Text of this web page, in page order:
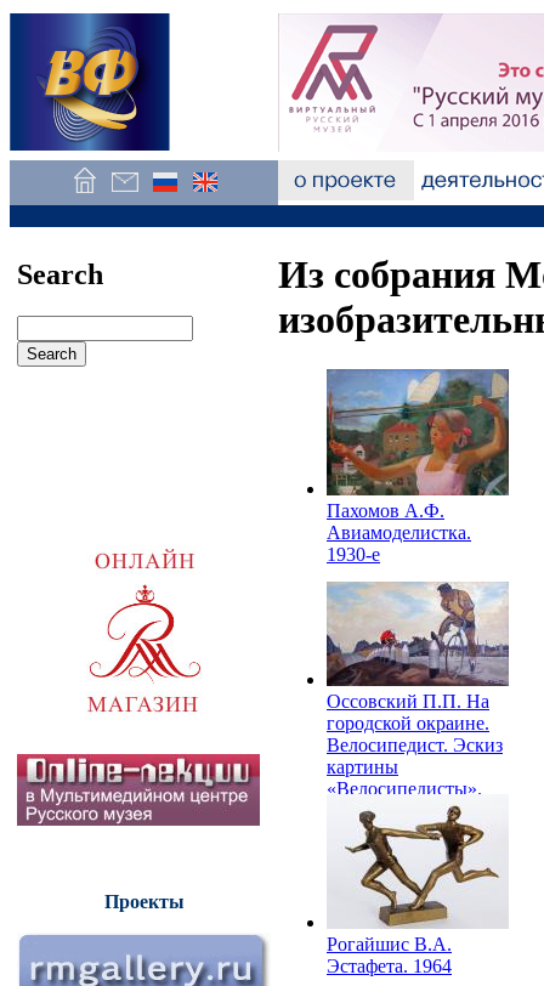
Search
Проекты
Из собрания
Пахомов А.Ф.
Авиамоделистка.
1930-е
Оссовский П.П. На
городской окраине.
Велосипедист. Эскиз
картины
«Велосипедисты».
1959
Рогайшис В.А.
Эстафета. 1964